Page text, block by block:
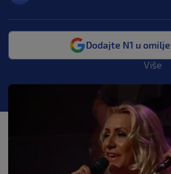
Dodajte N1 u
Više